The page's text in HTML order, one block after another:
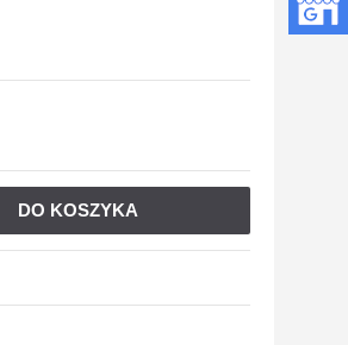
DO KOSZYKA